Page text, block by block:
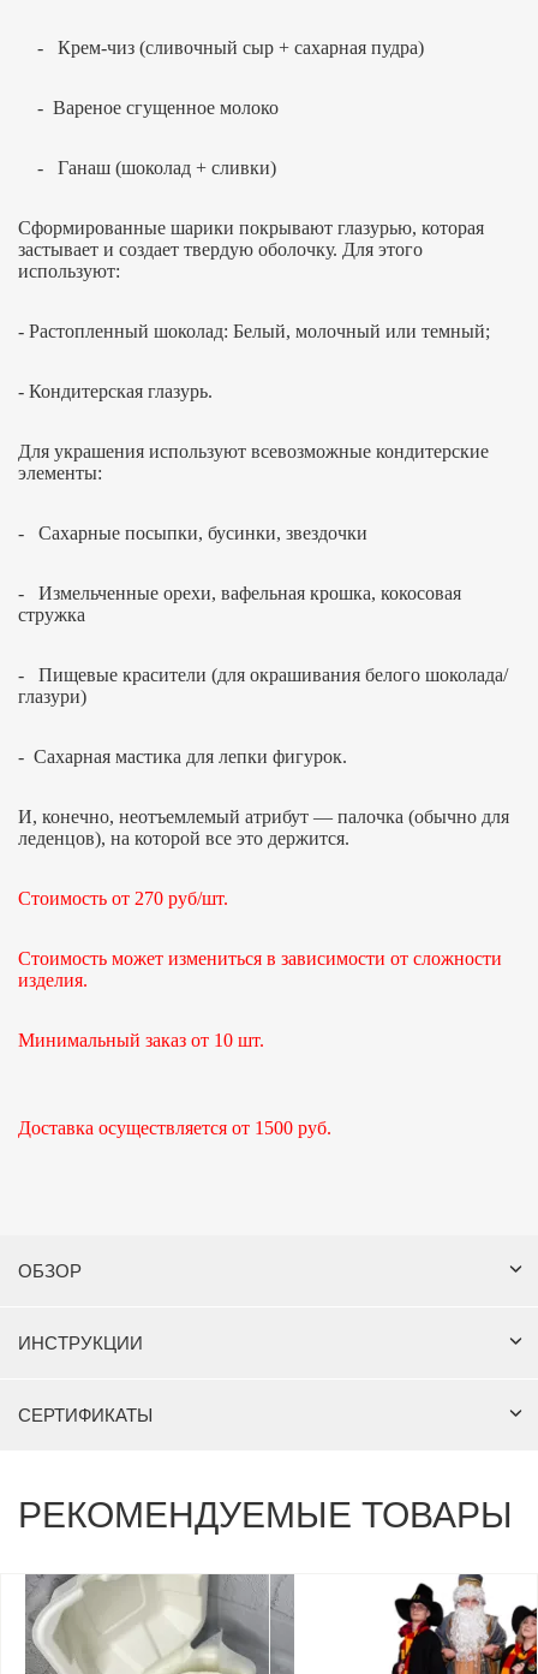
- Крем-чиз (сливочный сыр + сахарная пудра)
- Вареное сгущенное молоко
- Ганаш (шоколад + сливки)
Сформированные шарики покрывают глазурью, которая
застывает и создает твердую оболочку. Для этого
используют:
- Растопленный шоколад: Белый, молочный или темный;
- Кондитерская глазурь.
Для украшения используют всевозможные кондитерские
элементы:
- Сахарные посыпки, бусинки, звездочки
- Измельченные орехи, вафельная крошка, кокосовая
стружка
- Пищевые красители (для окрашивания белого шоколада/
глазури)
- Сахарная мастика для лепки фигурок.
И, конечно, неотъемлемый атрибут — палочка (обычно для
леденцов), на которой все это держится.
Стоимость от 270 руб/шт.
Стоимость может измениться в зависимости от сложности
изделия.
Минимальный заказ от 10 шт.
Доставка осуществляется от 1500 руб.
ОБЗОР
ИНСТРУКЦИИ
СЕРТИФИКАТЫ
РЕКОМЕНДУЕМЫЕ ТОВАРЫ